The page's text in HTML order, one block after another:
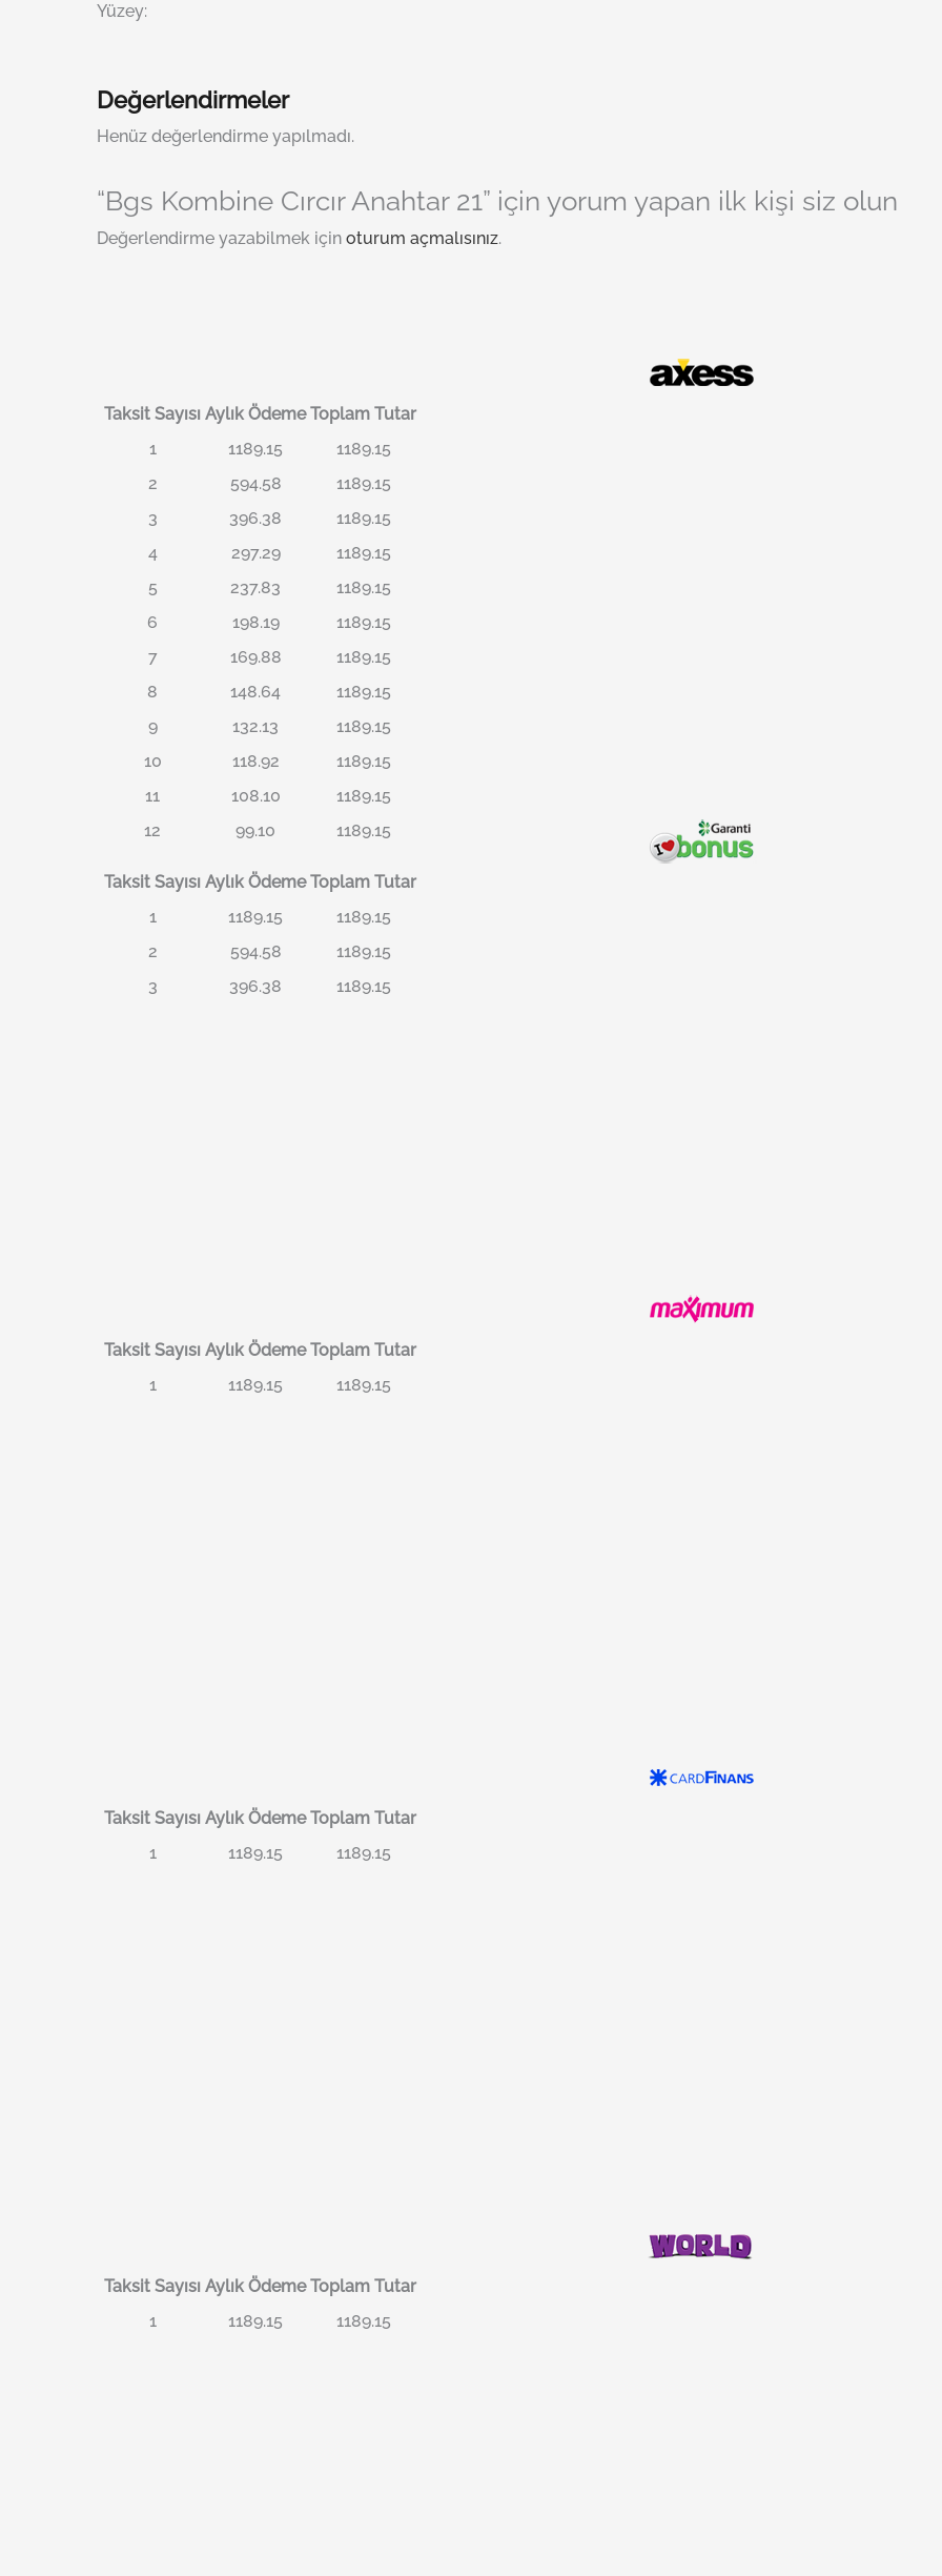
Yüzey:
Değerlendirmeler
Henüz değerlendirme yapılmadı.
“Bgs Kombine Cırcır Anahtar 21” için yorum yapan ilk kişi siz olun
Değerlendirme yazabilmek için oturum açmalısınız.
Taksit Sayısı Aylık Ödeme Toplam Tutar
1
1189.15
1189.15
2
594.58
1189.15
3
396.38
1189.15
4
297.29
1189.15
5
237.83
1189.15
6
198.19
1189.15
7
169.88
1189.15
8
148.64
1189.15
9
132.13
1189.15
10
118.92
1189.15
11
108.10
1189.15
12
99.10 1189.15
Taksit Sayısı Aylık Ödeme Toplam Tutar
1
1189.15
1189.15
2
594.58
1189.15
3
396.38 1189.15
Taksit Sayısı Aylık Ödeme Toplam Tutar
1
1189.15 1189.15
Taksit Sayısı Aylık Ödeme Toplam Tutar
1
1189.15 1189.15
Taksit Sayısı Aylık Ödeme Toplam Tutar
1
1189.15 1189.15